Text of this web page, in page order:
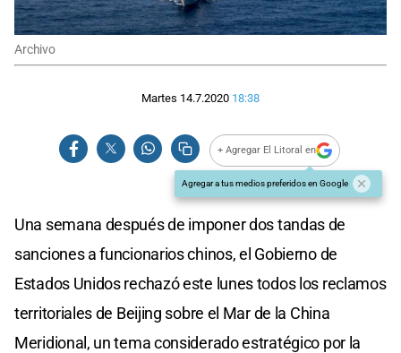
Archivo
Martes 14.7.2020 18:38
+ Agregar El Litoral en
Agregar a tus medios preferidos en Google
Una semana después de imponer dos tandas de
sanciones a funcionarios chinos, el Gobierno de
Estados Unidos rechazó este lunes todos los reclamos
territoriales de Beijing sobre el Mar de la China
Meridional, un tema considerado estratégico por la